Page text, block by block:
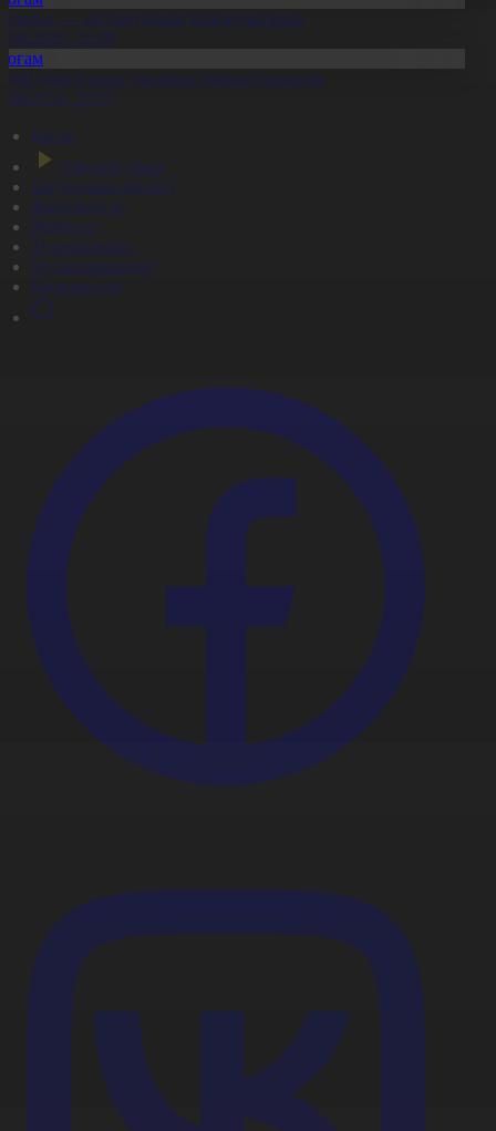
— ел дамуының қозғаушы күші
20:09
импортына уақытша тыйым салынды
20:07
Басты
Тікелей эфир
Бағдарлама кестесі
Жаңалықтар
Жобалар
Телехикаялар
Мультсериалдар
Видеоархив